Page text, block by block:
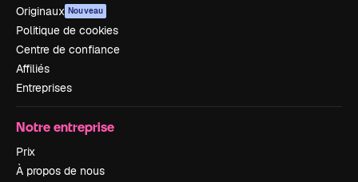
Originaux Nouveau
Politique de cookies
Centre de confiance
Affiliés
Entreprises
Notre entreprise
Prix
À propos de nous